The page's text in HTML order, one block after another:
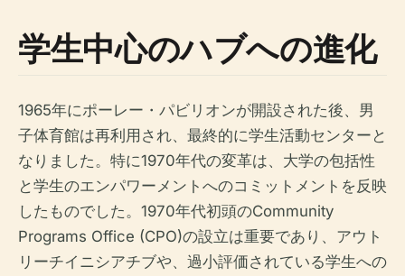
学生中心のハブへの進化
1965年にポーレー・パビリオンが開設された後、男
子体育館は再利用され、最終的に学生活動センターと
なりました。特に1970年代の変革は、大学の包括性
と学生のエンパワーメントへのコミットメントを反映
したものでした。1970年代初頭のCommunity
Programs Office (CPO)の設立は重要であり、アウト
リーチイニシアチブや、過小評価されている学生への